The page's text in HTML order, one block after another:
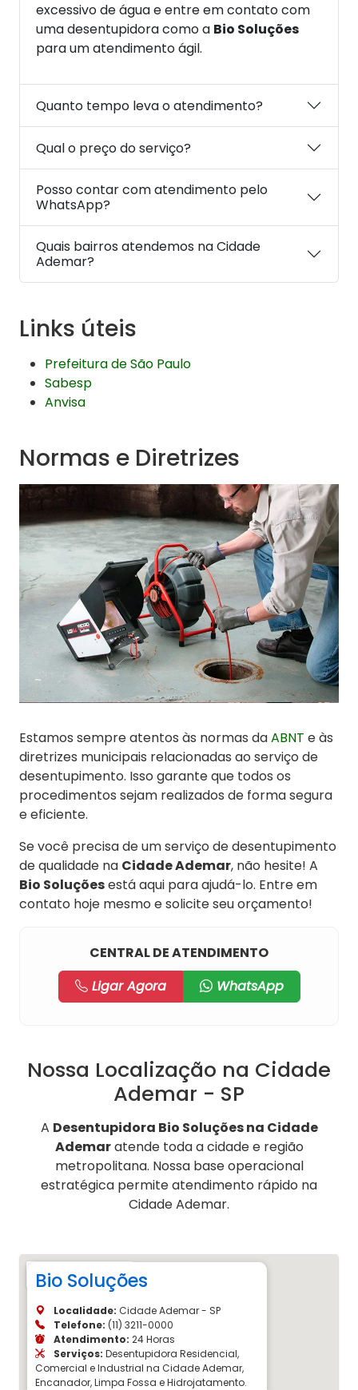
excessivo de água e entre em contato com
uma desentupidora como a Bio Soluções
para um atendimento ágil.
Quanto tempo leva o atendimento?
Qual o preço do serviço?
Posso contar com atendimento pelo
WhatsApp?
Quais bairros atendemos na Cidade
Ademar?
Links úteis
Prefeitura de São Paulo
Sabesp
Anvisa
Normas e Diretrizes
Estamos sempre atentos às normas daABNT e às
diretrizes municipais relacionadas ao serviço de
desentupimento. Isso garante que todos os
procedimentos sejam realizados de forma segura
e eficiente.
Se você precisa de um serviço de desentupimento
de qualidade na Cidade Ademar, não hesite! A
Bio Soluçõesestá aqui para ajudá-lo. Entre em
contato hoje mesmo e solicite seu orçamento!
CENTRAL DE ATENDIMENTO
Ligar Agora
WhatsApp
Nossa Localização na Cidade
Ademar - SP
A Desentupidora Bio Soluções na Cidade
Ademaratende toda a cidade e região
metropolitana. Nossa base operacional
estratégica permite atendimento rápido na
Cidade Ademar.
Bio Soluções
Localidade: Cidade Ademar - SP
Telefone: (11) 3211-0000
Atendimento: 24 Horas
Serviços: Desentupidora Residencial,
Comercial e Industrial na Cidade Ademar,
Encanador, Limpa Fossa e Hidrojatamento.